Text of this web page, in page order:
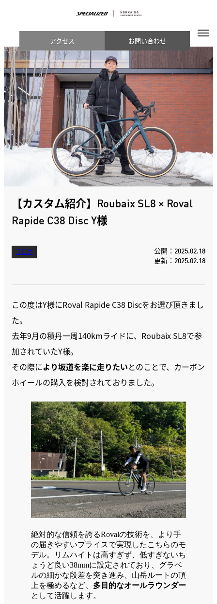
アクセス お問い合わせ
【カスタム紹介】Roubaix SL8 × Roval
Rapide C38 Disc Y様
ブログ
公開：2025.02.18
更新：2025.02.18
この度はY様にRoval Rapide C38 Discをお選び頂きまし
た。
去年9月の積丹一周140kmライドに、Roubaix SL8で参
加されていたY様。
その際により坂道を楽に走りたいとのことで、カーボン
ホイールの購入を検討されておりました。
絶対的な信頼を誇るRovalの技術を、より手
の届きやすいプライスで実現したこちらのモ
デル。リムハイトは高すぎず、低すぎないち
ょうど良い38mmに設定されており、グラベ
ルの細かな段差を突き進み、山岳ルートの頂
上を極めるなど、 多目的なオールラウンダー
として活躍します。